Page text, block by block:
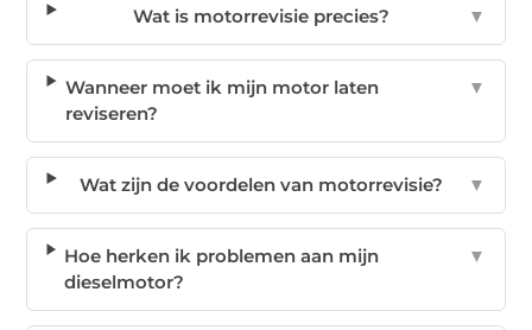
Wat is motorrevisie precies? ▼
Wanneer moet ik mijn motor laten
reviseren?
▼
Wat zijn de voordelen van motorrevisie? ▼
Hoe herken ik problemen aan mijn
dieselmotor?
▼